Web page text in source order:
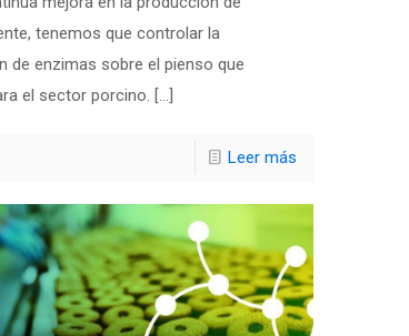
tenemos que controlar la
de enzimas sobre el pienso que
el sector porcino. […]
Leer más